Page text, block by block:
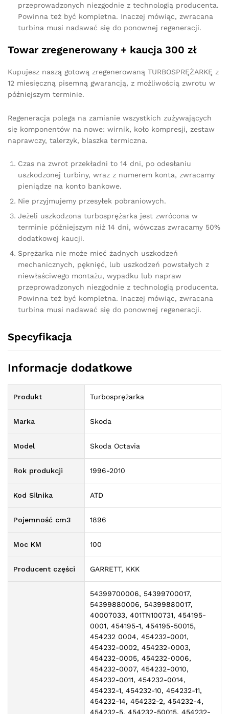
przeprowadzonych niezgodnie z technologią producenta.
Powinna też być kompletna. Inaczej mówiąc, zwracana
turbina musi nadawać się do ponownej regeneracji.
Towar zregenerowany + kaucja 300 zł
Kupujesz naszą gotową zregenerowaną TURBOSPRĘŻARKĘ z
12 miesięczną pisemną gwarancją, z możliwością zwrotu w
późniejszym terminie.
Regeneracja polega na zamianie wszystkich zużywających
się komponentów na nowe: wirnik, koło kompresji, zestaw
naprawczy, talerzyk, blaszka termiczna.
Czas na zwrot przekładni to 14 dni, po odesłaniu
uszkodzonej turbiny, wraz z numerem konta, zwracamy
pieniądze na konto bankowe.
Nie przyjmujemy przesyłek pobraniowych.
Jeżeli uszkodzona turbosprężarka jest zwrócona w
terminie późniejszym niż 14 dni, wówczas zwracamy 50%
dodatkowej kaucji.
Sprężarka nie może mieć żadnych uszkodzeń
mechanicznych, pęknięć, lub uszkodzeń powstałych z
niewłaściwego montażu, wypadku lub napraw
przeprowadzonych niezgodnie z technologią producenta.
Powinna też być kompletna. Inaczej mówiąc, zwracana
turbina musi nadawać się do ponownej regeneracji.
Specyfikacja
Informacje dodatkowe
Produkt Turbosprężarka
Marka Skoda
Model Skoda Octavia
Rok produkcji 1996-2010
Kod Silnika ATD
Pojemność cm3 1896
Moc KM 100
Producent części GARRETT, KKK
54399700006, 54399700017,
54399880006, 54399880017,
40007033, 401TN100731, 454195-
0001, 454195-1, 454195-50015,
454232 0004, 454232-0001,
454232-0002, 454232-0003,
454232-0005, 454232-0006,
454232-0007, 454232-0010,
454232-0011, 454232-0014,
454232-1, 454232-10, 454232-11,
454232-14, 454232-2, 454232-4,
454232-5, 454232-50015, 454232-